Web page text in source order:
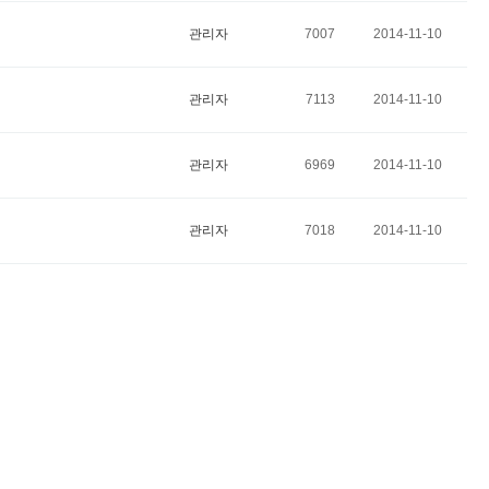
관리자 7007 2014-11-10
관리자 7113 2014-11-10
관리자 6969 2014-11-10
관리자 7018 2014-11-10